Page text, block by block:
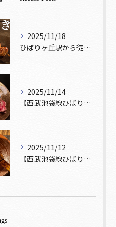
2025/11/18
ひばりヶ丘駅から徒歩5分🚶‍♀️雰囲気の良い居酒屋をお探しな...
2025/11/14
【西武池袋線ひばりヶ丘駅】から徒歩5分🚶
2025/11/12
【西武池袋線ひばりヶ丘駅】から徒歩5分圏内🚶‍♀️！